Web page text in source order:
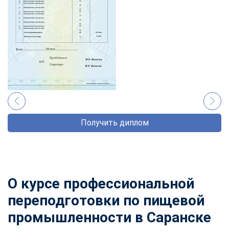
Получить диплом
О курсе профессиональной
переподготовки по пищевой
промышленности в Саранске